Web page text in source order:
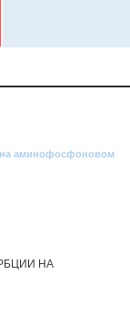
на аминофосфоновом
НА